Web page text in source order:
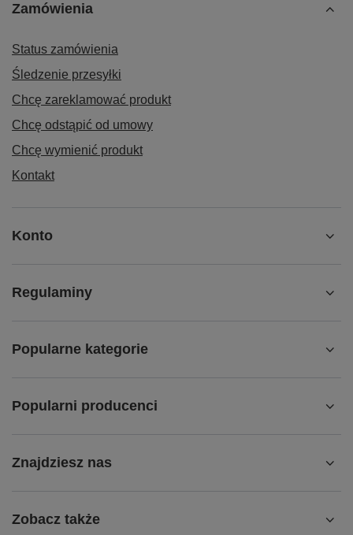
Zamówienia
Status zamówienia
Śledzenie przesyłki
Chcę zareklamować produkt
Chcę odstąpić od umowy
Chcę wymienić produkt
Kontakt
Konto
Regulaminy
Popularne kategorie
Popularni producenci
Znajdziesz nas
Zobacz także